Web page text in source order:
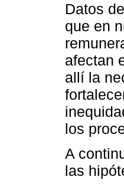
Datos
que en
afectan
allí la
los
A
las